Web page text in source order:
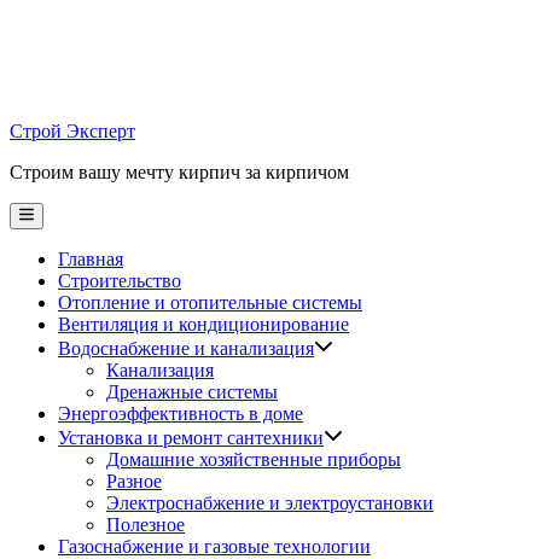
Строй Эксперт
Строим вашу мечту кирпич за кирпичом
Main
Menu
Главная
Строительство
Отопление и отопительные системы
Вентиляция и кондиционирование
Водоснабжение и канализация
Канализация
Дренажные системы
Энергоэффективность в доме
Установка и ремонт сантехники
Домашние хозяйственные приборы
Разное
Электроснабжение и электроустановки
Полезное
Газоснабжение и газовые технологии